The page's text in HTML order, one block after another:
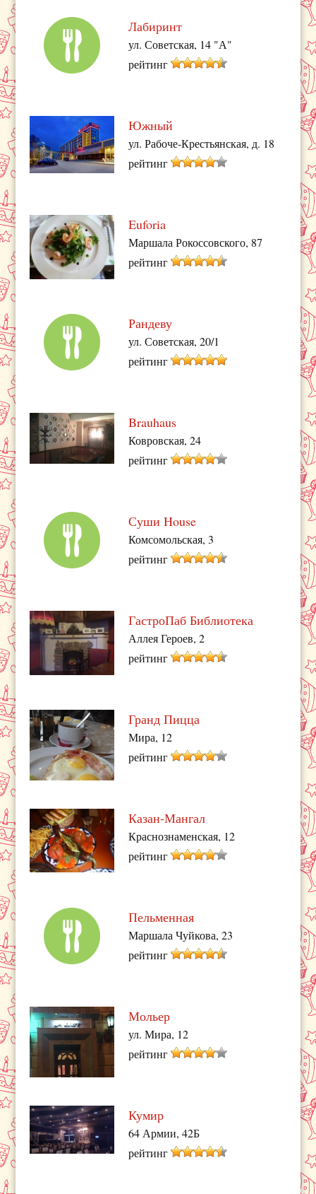
Лабиринт
ул. Советская, 14 "А"
рейтинг
Южный
ул. Рабоче-Крестьянская, д. 18
рейтинг
Euforia
Маршала Рокоссовского, 87
рейтинг
Рандеву
ул. Советская, 20/1
рейтинг
Brauhaus
Ковровская, 24
рейтинг
Суши House
Комсомольская, 3
рейтинг
ГастроПаб Библиотека
Аллея Героев, 2
рейтинг
Гранд Пицца
Мира, 12
рейтинг
Казан-Мангал
Краснознаменская, 12
рейтинг
Пельменная
Маршала Чуйкова, 23
рейтинг
Мольер
ул. Мира, 12
рейтинг
Кумир
64 Армии, 42Б
рейтинг